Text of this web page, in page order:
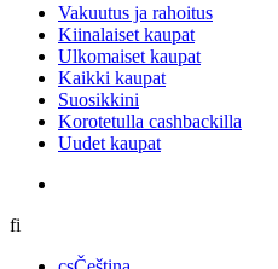
Vakuutus ja rahoitus
Kiinalaiset kaupat
Ulkomaiset kaupat
Kaikki kaupat
Suosikkini
Korotetulla cashbackilla
Uudet kaupat
fi